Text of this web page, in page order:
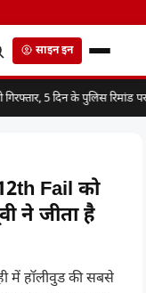
साइन इन
5 दिन के पुलिस रिमांड पर
Fail को
ने जीता है
में हॉलीवुड की सबसे